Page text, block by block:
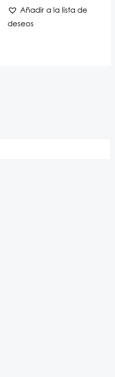
Añadir a la lista de
deseos